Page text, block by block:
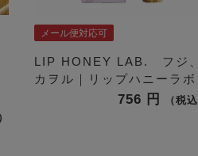
メール便対応可
LIP HONEY LAB. フジ、
カヲル｜リップハニーラボ
756 税込